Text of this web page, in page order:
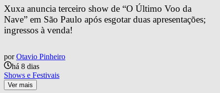
Xuxa anuncia terceiro show de “O Último Voo da
Nave” em São Paulo após esgotar duas apresentações;
ingressos à venda!
por Otavio Pinheiro
há 8 dias
Shows e Festivais
Ver mais